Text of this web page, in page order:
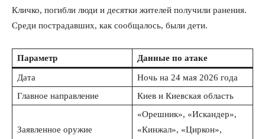
Кличко, погибли люди и десятки жителей получили ранения.
Среди пострадавших, как сообщалось, были дети.
Параметр Данные по атаке
Дата
Ночь на 24 мая 2026 года
Главное направление
Киев и Киевская область
Заявленное оружие
«Орешник», «Искандер»,
«Кинжал», «Циркон»,